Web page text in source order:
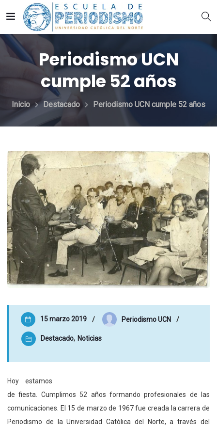
Periodismo UCN
cumple 52 años
Inicio Destacado Periodismo UCN cumple 52 años
15 marzo 2019 Periodismo UCN
Destacado, Noticias
Hoy estamos
de fiesta. Cumplimos 52 años formando profesionales de las
comunicaciones. El 15 de marzo de 1967 fue creada la carrera de
Periodismo de la Universidad Católica del Norte, a través del